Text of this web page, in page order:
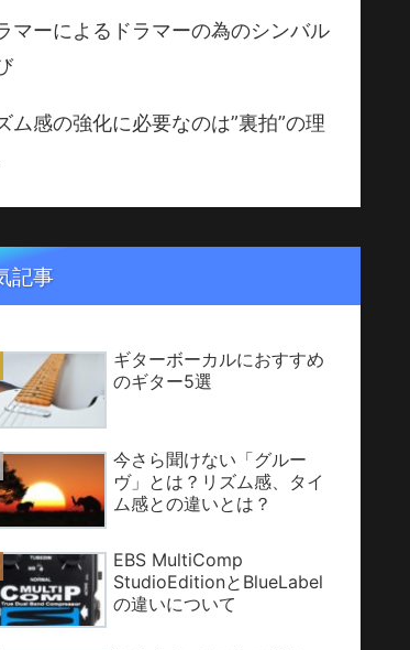
マーによるドラマーの為のシンバル
ム感の強化に必要なのは”裏拍”の理
記事
ギターボーカルにおすすめ
のギター5選
今さら聞けない「グルー
ヴ」とは？リズム感、タイ
ム感との違いとは？
EBS MultiComp
StudioEditionとBlueLabel
の違いについて